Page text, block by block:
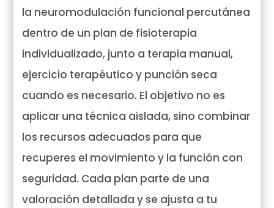
la neuromodulación funcional percutánea
dentro de un plan de fisioterapia
individualizado, junto a terapia manual,
ejercicio terapéutico y punción seca
cuando es necesario. El objetivo no es
aplicar una técnica aislada, sino combinar
los recursos adecuados para que
recuperes el movimiento y la función con
seguridad. Cada plan parte de una
valoración detallada y se ajusta a tu